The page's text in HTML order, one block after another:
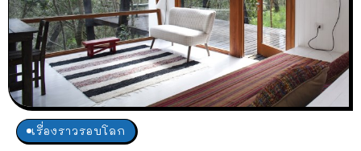
เรื่องราวรอบโลก